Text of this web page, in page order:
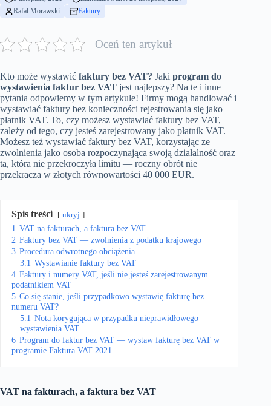
Rafal Morawski
Faktury
Oceń ten artykuł
Kto może wystawić faktury bez VAT? Jaki program do
wystawienia faktur bez VAT jest najlepszy? Na te i inne
pytania odpowiemy w tym artykule! Firmy mogą handlować i
wystawiać faktury bez konieczności rejestrowania się jako
płatnik VAT. To, czy możesz wystawiać faktury bez VAT,
zależy od tego, czy jesteś zarejestrowany jako płatnik VAT.
Możesz też wystawiać faktury bez VAT, korzystając ze
zwolnienia jako osoba rozpoczynająca swoją działalność oraz
ta, która nie przekroczyła limitu — roczny obrót nie
przekracza w złotych równowartości 40 000 EUR.
Spis treści ukryj
1 VAT na fakturach, a faktura bez VAT
2 Faktury bez VAT — zwolnienia z podatku krajowego
3 Procedura odwrotnego obciążenia
3.1 Wystawianie faktury bez VAT
4 Faktury i numery VAT, jeśli nie jesteś zarejestrowanym
podatnikiem VAT
5 Co się stanie, jeśli przypadkowo wystawię fakturę bez
numeru VAT?
5.1 Nota korygująca w przypadku nieprawidłowego
wystawienia VAT
6 Program do faktur bez VAT — wystaw fakturę bez VAT w
programie Faktura VAT 2021
VAT na fakturach, a faktura bez VAT